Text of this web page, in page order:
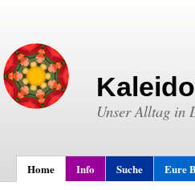
Unser Alltag in
Home Info Suche Eure